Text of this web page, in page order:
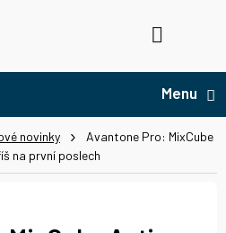
novinky
Avantone Pro: MixCube
na první poslech